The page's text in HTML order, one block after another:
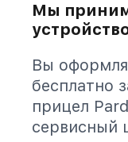
Мы
Вы
бесплатно
прицел
сервисный